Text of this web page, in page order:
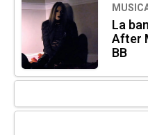
La
After
BB